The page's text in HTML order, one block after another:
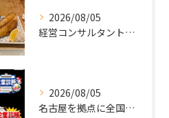
2026/08/05
経営コンサルタントのモーちゃん・毛利京申です。
2026/08/05
名古屋を拠点に全国で活動する 経営コンサルタントの 毛利京申...